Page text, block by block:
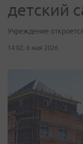
детский
Учреждение
14:02, 6 мая 2026